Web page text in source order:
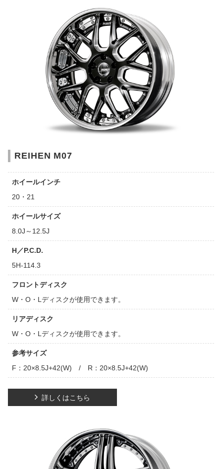
REIHEN M07
ホイールインチ
20・21
ホイールサイズ
8.0J～12.5J
H／P.C.D.
5H-114.3
フロントディスク
W・O・Lディスクが使用できます。
リアディスク
W・O・Lディスクが使用できます。
参考サイズ
F：20×8.5J+42(W) / R：20×8.5J+42(W)
詳しくはこちら